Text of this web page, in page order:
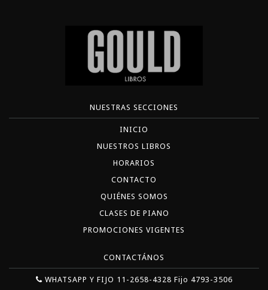
NUESTRAS SECCIONES
INICIO
NUESTROS LIBROS
HORARIOS
CONTACTO
QUIÉNES SOMOS
CLASES DE PIANO
PROMOCIONES VIGENTES
CONTACTÁNOS
WHATSAPP Y FIJO 11-2658-4328 Fijo 4793-3506